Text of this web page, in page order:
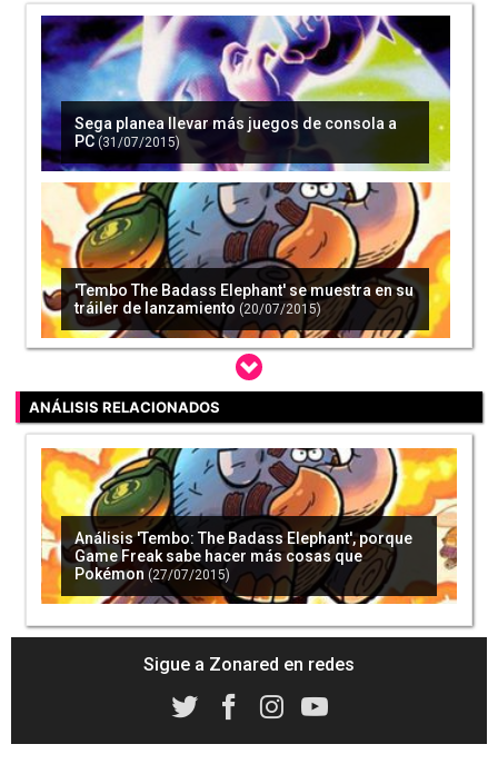
Sega planea llevar más juegos de consola a
PC (31/07/2015)
'Tembo The Badass Elephant' se muestra en su
tráiler de lanzamiento (20/07/2015)
El nuevo mando Xbox Elite ya disponible para
reserva (23/07/2015)
ANÁLISIS RELACIONADOS
Análisis 'Tembo: The Badass Elephant', porque
Game Freak sabe hacer más cosas que
Pokémon (27/07/2015)
Sigue a Zonared en redes